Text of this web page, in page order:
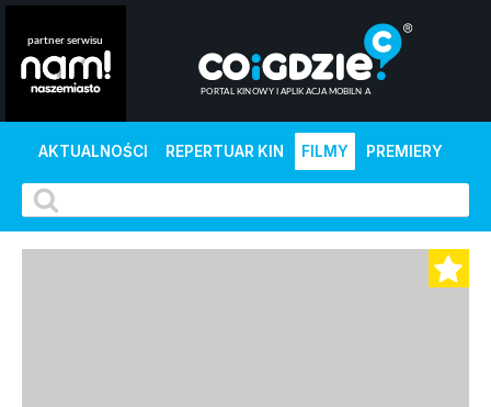
AKTUALNOŚCI REPERTUAR KIN FILMY PREMIERY